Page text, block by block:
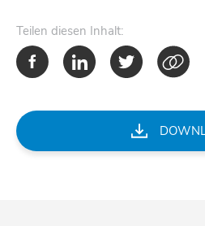
Teilen diesen Inhalt: